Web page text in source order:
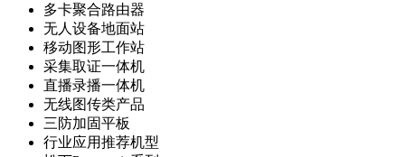
多卡聚合路由器
无人设备地面站
移动图形工作站
采集取证一体机
直播录播一体机
无线图传类产品
三防加固平板
行业应用推荐机型